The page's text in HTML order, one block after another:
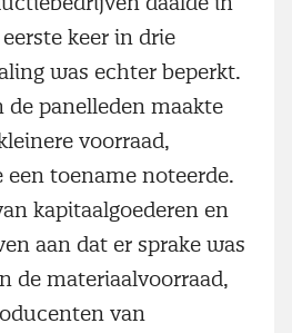
keer in drie
was echter beperkt.
de panelleden maakte
voorraad,
een toename noteerde.
kapitaalgoederen en
aan dat er sprake was
de materiaalvoorraad,
van